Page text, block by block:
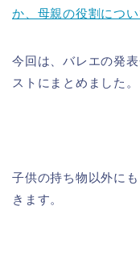
か、母親の役割につ
今回は、バレエの発
ストにまとめました。
子供の持ち物以外に
きます。